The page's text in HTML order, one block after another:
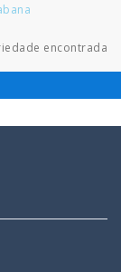
encontrada